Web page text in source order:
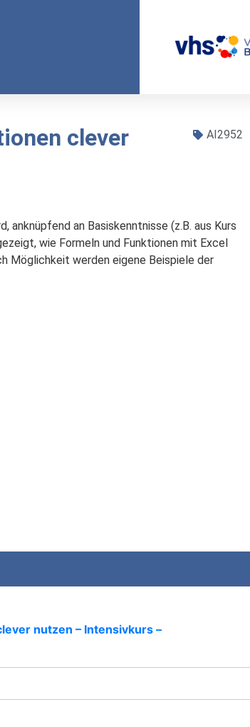
clever
AI2952
anknüpfend an Basiskenntnisse (z.B. aus Kurs
wie Formeln und Funktionen mit Excel
Möglichkeit werden eigene Beispiele der
nutzen – Intensivkurs –